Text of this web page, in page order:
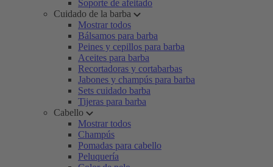
Soporte de afeitado
Cuidado de la barba
Mostrar todos
Bálsamos para barba
Peines y cepillos para barba
Aceites para barba
Recortadoras y cortabarbas
Jabones y champús para barba
Sets cuidado barba
Tijeras para barba
Cabello
Mostrar todos
Champús
Pomadas para cabello
Peluquería